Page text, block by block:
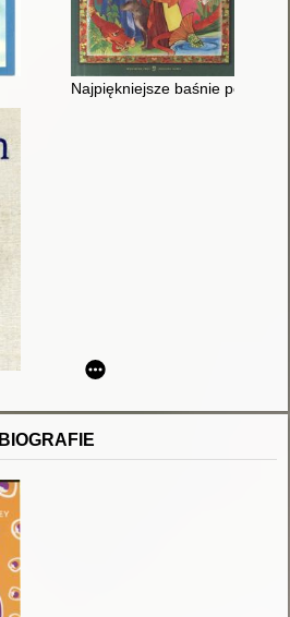
Najpiękniejsze baśnie polskie
BIOGRAFIE